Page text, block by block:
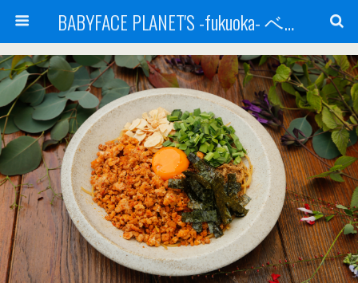
BABYFACE PLANET'S -fukuoka- ベビーフェイスプラネッツ 福岡(ベビフェ福岡)